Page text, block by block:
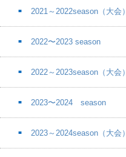
2021～2022season（大会）
2022〜2023 season
2022～2023season（大会）
2023〜2024 season
2023～2024season（大会）